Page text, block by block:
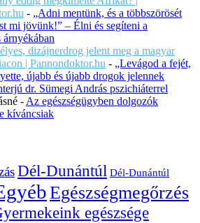
- „Adni mentünk, és a többszörösét
mi jövünk!” – Élni és segíteni a
dizájnerdrog jelent meg a magyar
| Pannondoktor.hu - „Levágod a fejét,
újabb és újabb drogok jelennek
dr. Sümegi András pszichiáterrel
- Az egészségügyben dolgozók
kíváncsiak
Dél-Dunántúl Dél-Dunántúl
Egészségmegőrzés
egészsége